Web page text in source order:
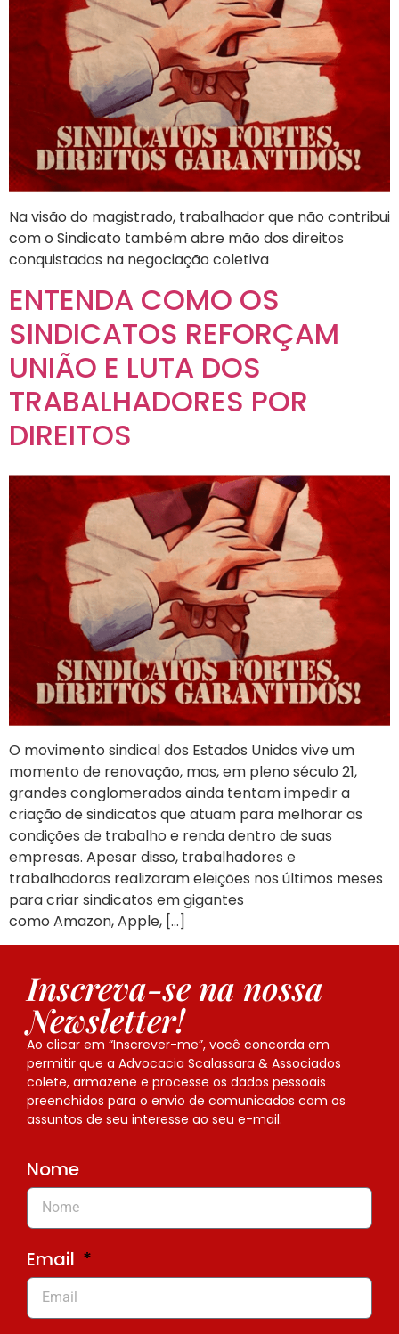
Na visão do magistrado, trabalhador que não contribui
com o Sindicato também abre mão dos direitos
conquistados na negociação coletiva
ENTENDA COMO OS
SINDICATOS REFORÇAM
UNIÃO E LUTA DOS
TRABALHADORES POR
DIREITOS
O movimento sindical dos Estados Unidos vive um
momento de renovação, mas, em pleno século 21,
grandes conglomerados ainda tentam impedir a
criação de sindicatos que atuam para melhorar as
condições de trabalho e renda dentro de suas
empresas. Apesar disso, trabalhadores e
trabalhadoras realizaram eleições nos últimos meses
para criar sindicatos em gigantes
como Amazon, Apple, […]
Inscreva-se na nossa
Newsletter!
Ao clicar em “Inscrever-me”, você concorda em
permitir que a Advocacia Scalassara & Associados
colete, armazene e processe os dados pessoais
preenchidos para o envio de comunicados com os
assuntos de seu interesse ao seu e-mail.
Nome
Email